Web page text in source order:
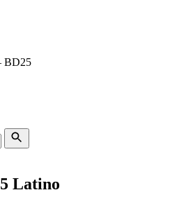
BD25
Latino